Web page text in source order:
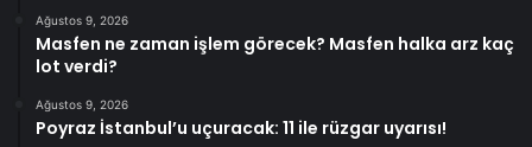
Ağustos 9, 2026
Masfen ne zaman işlem görecek? Masfen halka arz kaç
lot verdi?
Ağustos 9, 2026
Poyraz İstanbul’u uçuracak: 11 ile rüzgar uyarısı!